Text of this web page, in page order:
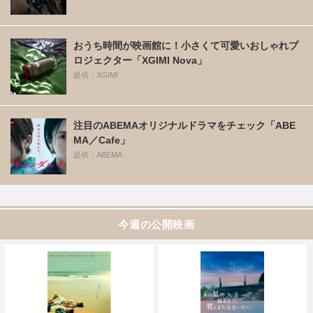
おうち時間が映画館に！小さくて可愛いおしゃれプ
ロジェクター「XGIMI Nova」
提供：XGIMI
注目のABEMAオリジナルドラマをチェック「ABE
MA／Cafe」
提供：ABEMA
今週の公開映画